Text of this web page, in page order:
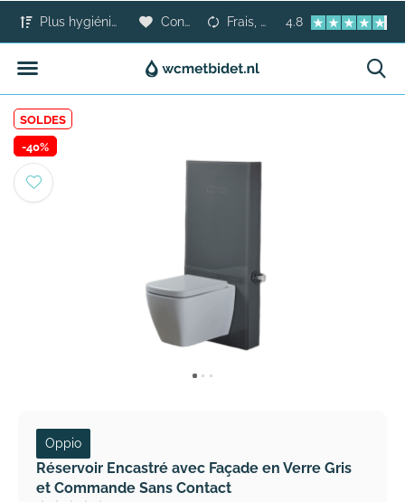
Plus hygiénique que le papier toilette Confort pour tous Frais, sûr et moderne 4.8
SOLDES
-40%
Oppio
Réservoir Encastré avec Façade en Verre Gris
et Commande Sans Contact